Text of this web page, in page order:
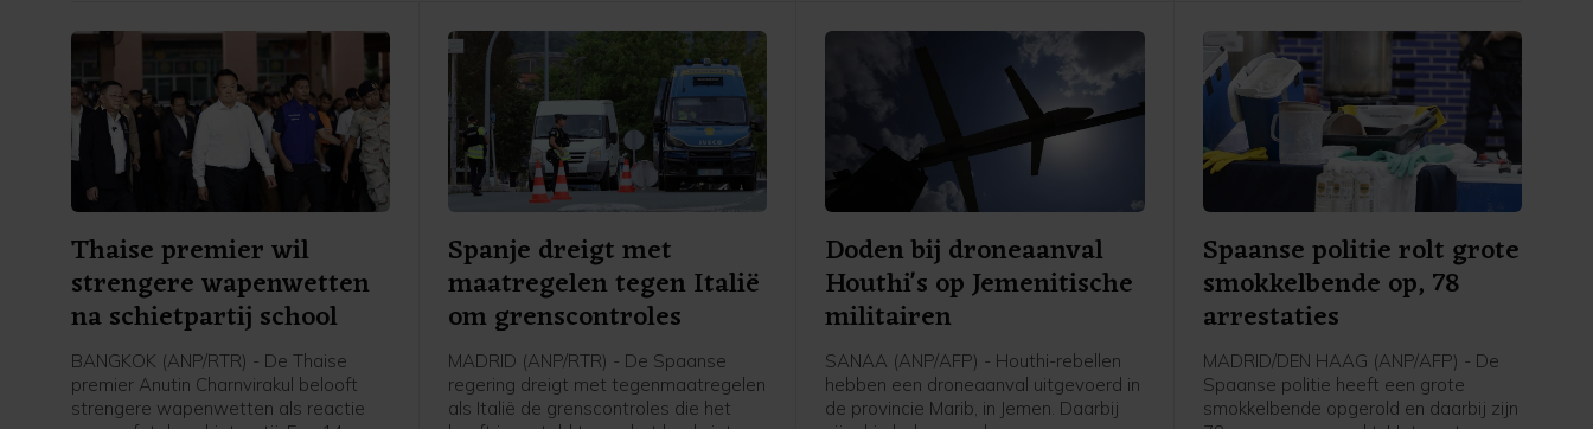
NAVO. Ook worden afspraken
gemaakt over intensievere
defensiesamenwerking.
Thaise premier wil
strengere wapenwetten
na schietpartij school
BANGKOK (ANP/RTR) - De Thaise
premier Anutin Charnvirakul belooft
strengere wapenwetten als reactie
Spanje dreigt met
maatregelen tegen Italië
om grenscontroles
MADRID (ANP/RTR) - De Spaanse
regering dreigt met tegenmaatregelen
als Italië de grenscontroles die het
Doden bij droneaanval
Houthi's op Jemenitische
militairen
SANAA (ANP/AFP) - Houthi-rebellen
hebben een droneaanval uitgevoerd in
de provincie Marib, in Jemen. Daarbij
Spaanse politie rolt grote
smokkelbende op, 78
arrestaties
MADRID/DEN HAAG (ANP/AFP) - De
Spaanse politie heeft een grote
smokkelbende opgerold en daarbij zijn